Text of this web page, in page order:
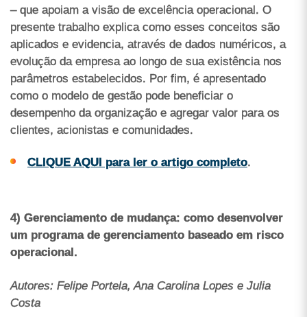
– que apoiam a visão de excelência operacional. O
presente trabalho explica como esses conceitos são
aplicados e evidencia, através de dados numéricos, a
evolução da empresa ao longo de sua existência nos
parâmetros estabelecidos. Por fim, é apresentado
como o modelo de gestão pode beneficiar o
desempenho da organização e agregar valor para os
clientes, acionistas e comunidades.
CLIQUE AQUI para ler o artigo completo.
4) Gerenciamento de mudança: como desenvolver
um programa de gerenciamento baseado em risco
operacional.
Autores: Felipe Portela, Ana Carolina Lopes e Julia
Costa